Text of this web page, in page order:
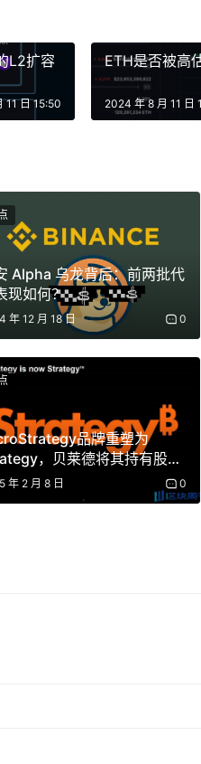
种可转让的 NFT，因此用
易费和奖励。投票将把
锁仓。这些可以被认
动性挖矿奖励分配给 LP，一
他们的计量器将 AERO 排
美元的激励，他们将获得
配给 veAERO 储物柜。收入
L2扩容
11 日 15:50
ETH是否被高
2024 年 8 月 11 日
Alpha 乌龙背后：前两批代
现如何？
年 12 月 18 日 0
品牌重塑为
，贝莱德将其持有股份
5%
年 2 月 8 日 0